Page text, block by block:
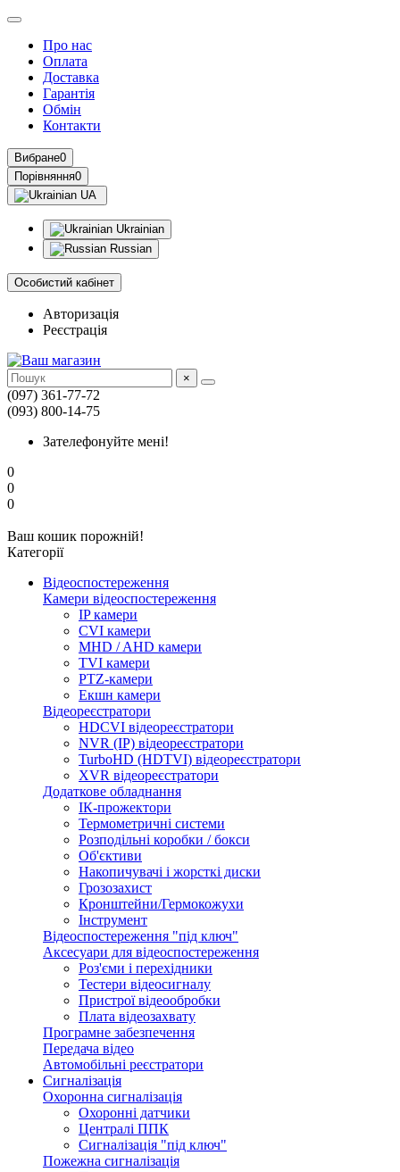
Про нас
Оплата
Доставка
Гарантія
Обмін
Контакти
Вибране0
Порівняння0
UA
Ukrainian
Russian
Особистий кабінет
Авторизація
Реєстрація
×
(097) 361-77-72
(093) 800-14-75
Зателефонуйте мені!
0
0
0
Ваш кошик порожній!
Категорії
Відеоспостереження
Камери відеоспостереження
IP камери
CVI камери
MHD / AHD камери
TVI камери
PTZ-камери
Екшн камери
Відеореєстратори
HDCVI відеореєстратори
NVR (IP) відеореєстратори
TurboHD (HDTVI) відеореєстратори
XVR відеореєстратори
Додаткове обладнання
ІК-прожектори
Термометричні системи
Розподільні коробки / бокси
Об'єктиви
Накопичувачі і жорсткі диски
Грозозахист
Кронштейни/Гермокожухи
Інструмент
Відеоспостереження "під ключ"
Аксесуари для відеоспостереження
Роз'єми і перехідники
Тестери відеосигналу
Пристрої відеообробки
Плата відеозахвату
Програмне забезпечення
Передача відео
Автомобільні реєстратори
Сигналізація
Охоронна сигналізація
Охоронні датчики
Централі ППК
Сигналізація "під ключ"
Пожежна сигналізація